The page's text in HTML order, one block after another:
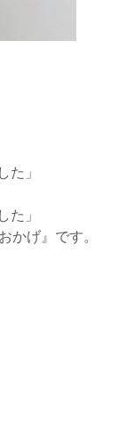
た」
た」
かげ』です。